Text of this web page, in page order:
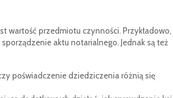
wartość przedmiotu czynności. Przykładowo,
aktu notarialnego. Jednak są też
poświadczenie dziedziczenia różnią się